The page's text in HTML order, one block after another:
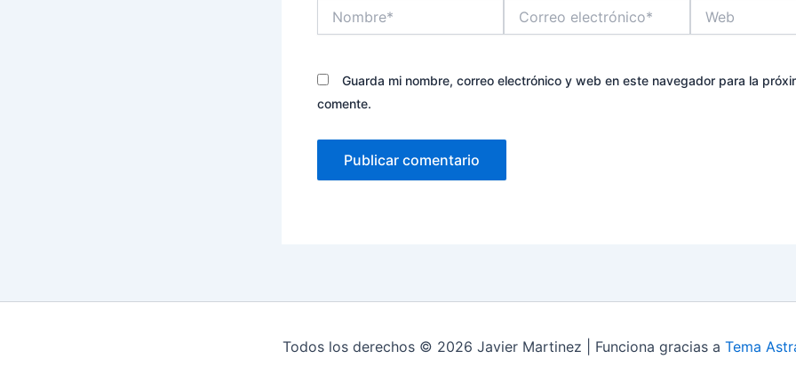
electrónico*
Guarda mi nombre, correo electrónico y web en este navegador para la
comente.
Todos los derechos © 2026 Javier Martinez | Funciona gracias a Tema